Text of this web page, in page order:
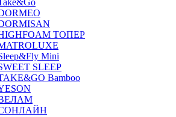
ТОПЕР
Mini
SLEEP
Bamboo